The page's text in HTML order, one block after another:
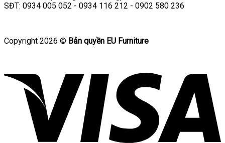
SĐT: 0934 005 052 - 0934 116 212 - 0902 580 236
Copyright 2026 © Bản quyền EU Furniture